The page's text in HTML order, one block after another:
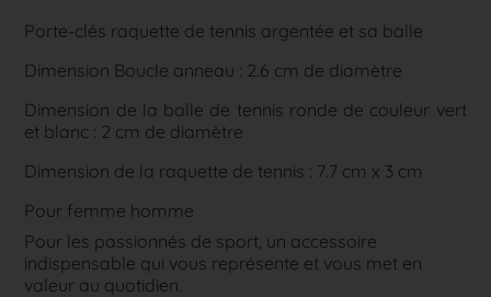
Porte-clés raquette de tennis argentée et sa balle
Dimension Boucle anneau : 2.6 cm de diamètre
Dimension de la balle de tennis ronde de couleur vert
et blanc : 2 cm de diamètre
Dimension de la raquette de tennis : 7.7 cm x 3 cm
Pour femme homme
Pour les passionnés de sport, un accessoire
indispensable qui vous représente et vous met en
valeur au quotidien.